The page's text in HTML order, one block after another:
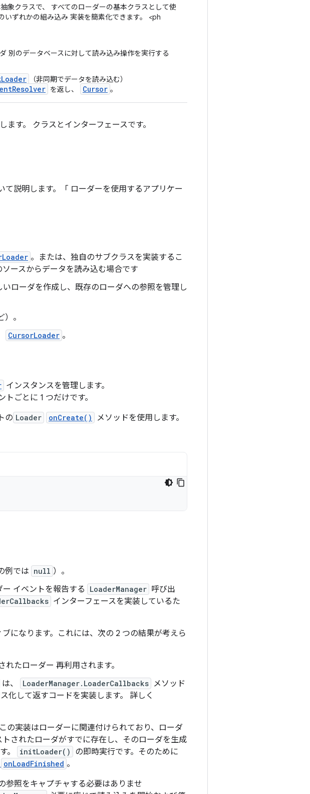
象クラスで、 すべてのローダーの基本クラスとして使
いずれかの組み込み 実装を簡素化できます。 <ph
別のデータベースに対して読み込み操作を実行する
（非同期でデータを読み込む）
を返し、 Cursor 。
す。 クラスとインターフェースです。
説明します。「 ローダーを使用するアプリケー
。または、独自のサブクラスを実装するこ
ソースからデータを読み込む場合です
ローダを作成し、既存のローダへの参照を管理し
）。
CursorLoader 。
インスタンスを管理します。
ごとに 1 つだけです。
の Loader onCreate()
メソッドを使用します。
例では null ）。
イベントを報告する LoaderManager 呼び出
インターフェースを実装しているた
になります。これには、次の 2 つの結果が考えら
たローダー 再利用されます。
は、 LoaderManager.LoaderCallbacks メソッド
化して返すコードを実装します。 詳しく
この実装はローダーに関連付けられており、ローダ
されたローダがすでに存在し、そのローダを生成
。 initLoader()
の即時実行です。そのために
onLoadFinished 。
参照をキャプチャする必要はありませ